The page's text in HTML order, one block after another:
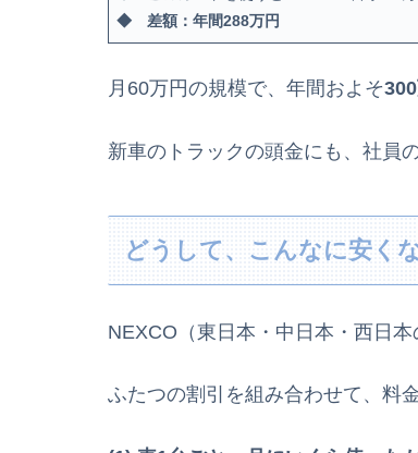
◆ 差額：年間288万円
月60万円の規模で、年間およそ300
新車のトラックの頭金にも、社員
どうして、こんなに安く
NEXCO（東日本・中日本・西日
ふたつの割引を組み合わせて、料